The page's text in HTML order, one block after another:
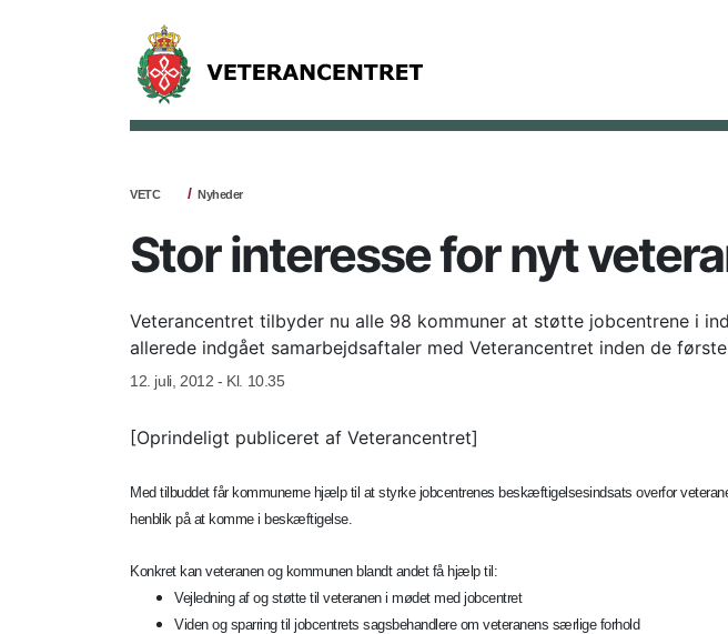
VETC Nyheder
Stor interesse for nyt
Veterancentret tilbyder nu alle 98 kommuner at støtte jobcentrene i
allerede indgået samarbejdsaftaler med Veterancentret inden de
12. juli, 2012 - Kl. 10.35
[Oprindeligt publiceret af Veterancentret]
Med tilbuddet får kommunerne hjælp til at styrke jobcentrenes beskæftigelsesindsats overfor
henblik på at komme i beskæftigelse.
Konkret kan veteranen og kommunen blandt andet få hjælp til:
Vejledning af og støtte til veteranen i mødet med jobcentret
Viden og sparring til jobcentrets sagsbehandlere om veteranens særlige forhold